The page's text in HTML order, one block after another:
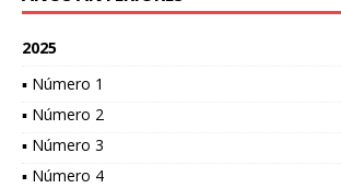
2025
▪ Número 1
▪ Número 2
▪ Número 3
▪ Número 4